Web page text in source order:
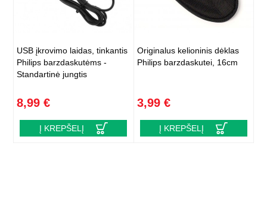
USB įkrovimo laidas, tinkantis
Philips barzdaskutėms -
Standartinė jungtis
8,99 €
Į KREPŠELĮ
Originalus kelioninis dėklas
Philips barzdaskutei, 16cm
3,99 €
Į KREPŠELĮ